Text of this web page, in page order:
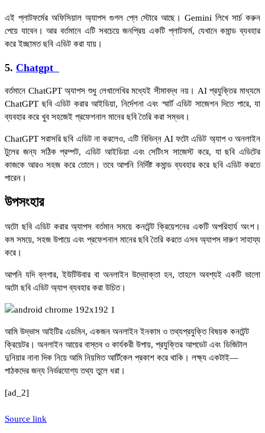
এই প্লাটফর্মের অফিসিয়াল অ্যাপস গুগল প্লে স্টোরে আছে। Gemini লিখে সার্চ করুন
পেয়ে যাবেন। আর বর্তমানে এটি সবচেয়ে জনপ্রিয় একটি প্লাটফর্ম, যেখানে কমান্ড ব্যবহার
করে ইচ্ছামত ছবি এডিট করা যায়।
5. Chatgpt
বর্তমানে ChatGPT অ্যাপস শুধু লেখালেখির মধ্যেই সীমাবদ্ধ নয়। AI প্রযুক্তির মাধ্যমে
ChatGPT ছবি এডিট করার আইডিয়া, নির্দেশনা এবং স্মার্ট এডিট সাজেশন দিতে পারে, যা
ব্যবহার করে খুব সহজেই প্রফেশনাল মানের ছবি তৈরি করা সম্ভব।
ChatGPT সরাসরি ছবি এডিট না করলেও, এটি বিভিন্ন AI ফটো এডিট অ্যাপ ও অনলাইন
টুলের জন্য সঠিক প্রম্পট, এডিট আইডিয়া এবং সেটিংস সাজেস্ট করে, যা ছবি এডিটের
কাজকে আরও সহজ করে তোলে। তবে আপনি নির্দিষ্ট কমান্ড ব্যবহার করে ছবি এডিট করতে
পারেন।
উপসংহার
অটো ছবি এডিট করার অ্যাপস বর্তমান সময়ে কনটেন্ট ক্রিয়েশনের একটি অপরিহার্য অংশ।
কম সময়ে, সহজ উপায়ে এবং প্রফেশনাল মানের ছবি তৈরি করতে এসব অ্যাপস দারুণ সাহায্য
করে।
আপনি যদি ব্লগার, ইউটিউবার বা অনলাইন উদ্যোক্তা হন, তাহলে অবশ্যই একটি ভালো
অটো ছবি এডিট অ্যাপ ব্যবহার করা উচিত।
আমি উদ্ভাস আইটির এডমিন, একজন অনলাইন ইনকাম ও তথ্যপ্রযুক্তি বিষয়ক কনটেন্ট
ক্রিয়েটর। অনলাইন আয়ের বাস্তব ও কার্যকরী উপায়, প্রযুক্তির আপডেট এবং ডিজিটাল
দুনিয়ার নানা দিক নিয়ে আমি নিয়মিত আর্টিকেল প্রকাশ করে থাকি। লক্ষ্য একটাই—
পাঠকদের জন্য নির্ভরযোগ্য তথ্য তুলে ধরা।
[ad_2]
Source link